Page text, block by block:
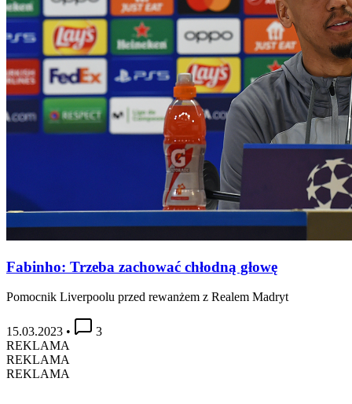
Fabinho: Trzeba zachować chłodną głowę
Pomocnik Liverpoolu przed rewanżem z Realem Madryt
15.03.2023 •
3
REKLAMA
REKLAMA
REKLAMA